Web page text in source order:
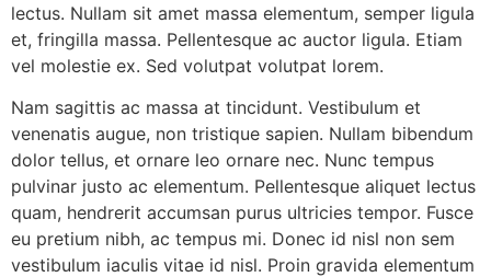
lectus. Nullam sit amet massa elementum, semper ligula
et, fringilla massa. Pellentesque ac auctor ligula. Etiam
vel molestie ex. Sed volutpat volutpat lorem.
Nam sagittis ac massa at tincidunt. Vestibulum et
venenatis augue, non tristique sapien. Nullam bibendum
dolor tellus, et ornare leo ornare nec. Nunc tempus
pulvinar justo ac elementum. Pellentesque aliquet lectus
quam, hendrerit accumsan purus ultricies tempor. Fusce
eu pretium nibh, ac tempus mi. Donec id nisl non sem
vestibulum iaculis vitae id nisl. Proin gravida elementum